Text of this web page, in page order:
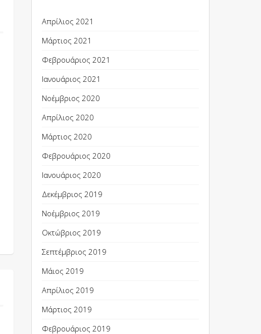
Απρίλιος 2021
Μάρτιος 2021
Φεβρουάριος 2021
Ιανουάριος 2021
Νοέμβριος 2020
Απρίλιος 2020
Μάρτιος 2020
Φεβρουάριος 2020
Ιανουάριος 2020
Δεκέμβριος 2019
Νοέμβριος 2019
Οκτώβριος 2019
Σεπτέμβριος 2019
Μάιος 2019
Απρίλιος 2019
Μάρτιος 2019
Φεβρουάριος 2019